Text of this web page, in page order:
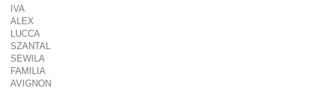
IVA
ALEX
LUCCA
SZANTAL
SEWILA
FAMILIA
AVIGNON